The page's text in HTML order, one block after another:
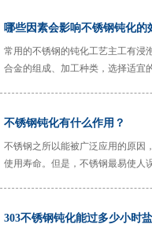
哪些因素会影响不锈钢钝化的
常用的不锈钢的钝化工艺主工有浸
合金的组成、加工种类，选择适宜
不锈钢钝化有什么作用？
不锈钢之所以能被广泛应用的原因
使用寿命。但是，不锈钢最易使
过钝化处理，才能使表面保持长久
303不锈钢钝化能过多少小时